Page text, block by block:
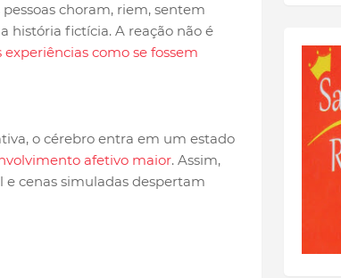
choram, riem, sentem
história fictícia. A reação não é
como se fossem
o cérebro entra em um estado
afetivo maior. Assim,
cenas simuladas despertam